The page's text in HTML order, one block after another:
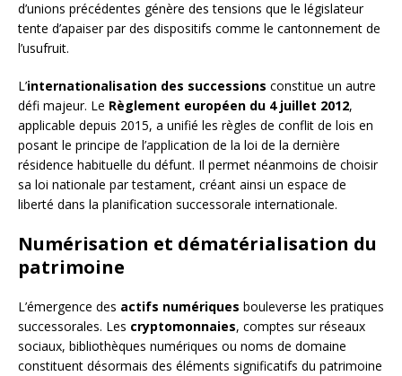
d’unions précédentes génère des tensions que le législateur
tente d’apaiser par des dispositifs comme le cantonnement de
l’usufruit.
L’internationalisation des successions constitue un autre
défi majeur. Le Règlement européen du 4 juillet 2012,
applicable depuis 2015, a unifié les règles de conflit de lois en
posant le principe de l’application de la loi de la dernière
résidence habituelle du défunt. Il permet néanmoins de choisir
sa loi nationale par testament, créant ainsi un espace de
liberté dans la planification successorale internationale.
Numérisation et dématérialisation du
patrimoine
L’émergence des actifs numériques bouleverse les pratiques
successorales. Les cryptomonnaies, comptes sur réseaux
sociaux, bibliothèques numériques ou noms de domaine
constituent désormais des éléments significatifs du patrimoine